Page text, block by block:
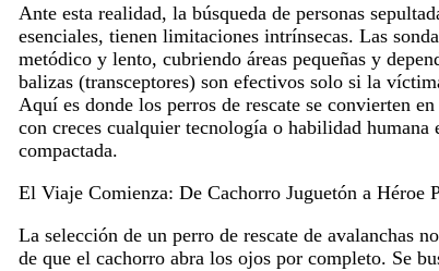
Ante esta realidad, la búsqueda de personas
esenciales, tienen limitaciones intrínsecas. Las
metódico y lento, cubriendo áreas pequeñas y
balizas (transceptores) son efectivos solo si la
Aquí es donde los perros de rescate se convierten
con creces cualquier tecnología o habilidad
compactada.
El Viaje Comienza: De Cachorro Juguetón a Héroe
La selección de un perro de rescate de avalanchas
de que el cachorro abra los ojos por completo. Se